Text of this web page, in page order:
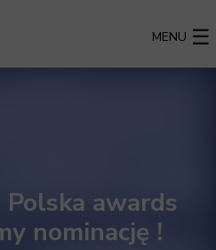
MENU
Polska awards
nominację !